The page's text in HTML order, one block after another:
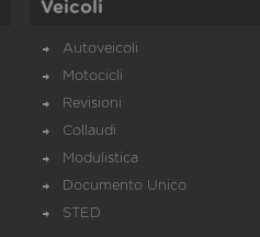
Veicoli
Autoveicoli
Motocicli
Revisioni
Collaudi
Modulistica
Documento Unico
STED